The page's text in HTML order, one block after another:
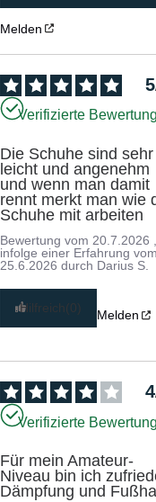
Melden
5
Verifizierte
Die Schuhe sind sehr
leicht und angenehm
und wenn man damit
rennt merkt man wie
Schuhe mit arbeiten
Bewertung vom 20.7.2026
infolge einer Erfahrung
25.6.2026 durch Darius S.
Hilfreich(0) Melden
4
Verifizierte
Für mein Amateur-
Niveau bin ich
Dämpfung und